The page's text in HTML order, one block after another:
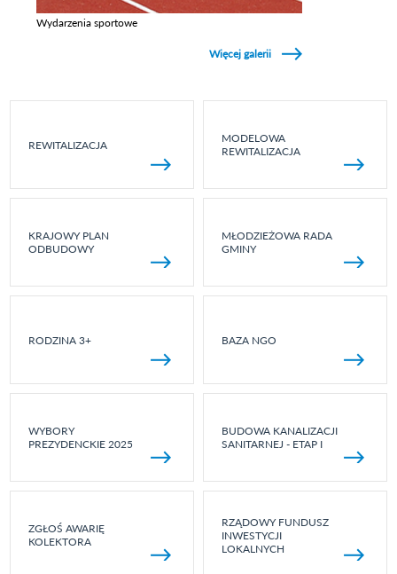
Wydarzenia sportowe
Więcej galerii
REWITALIZACJA
MODELOWA
REWITALIZACJA
KRAJOWY PLAN
ODBUDOWY
MŁODZIEŻOWA RADA
GMINY
RODZINA 3+ BAZA NGO
WYBORY
PREZYDENCKIE 2025
BUDOWA KANALIZACJI
SANITARNEJ - ETAP I
ZGŁOŚ AWARIĘ
KOLEKTORA
RZĄDOWY FUNDUSZ
INWESTYCJI
LOKALNYCH